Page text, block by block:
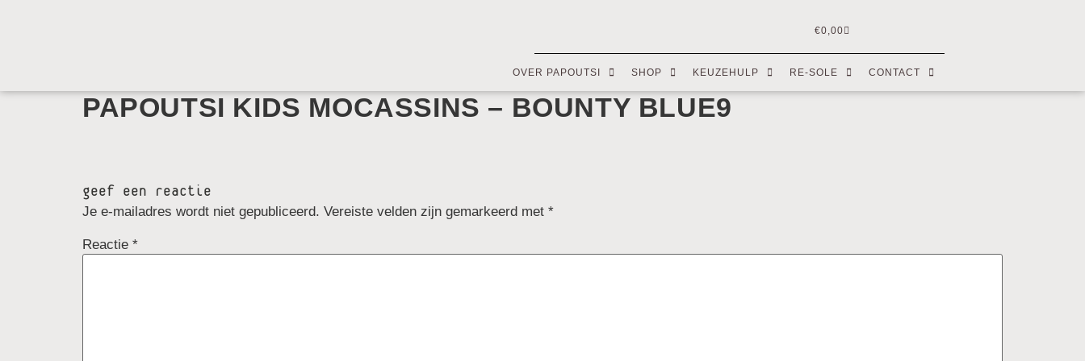
€0,00
OVER PAPOUTSI SHOP KEUZEHULP RE-SOLE CONTACT
PAPOUTSI KIDS MOCASSINS – BOUNTY BLUE9
geef een reactie
Je e-mailadres wordt niet gepubliceerd. Vereiste velden zijn gemarkeerd met *
Reactie *